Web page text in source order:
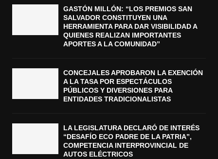
GASTÓN MILLÓN: “LOS PREMIOS SAN
SALVADOR CONSTITUYEN UNA
HERRAMIENTA PARA DAR VISIBILIDAD A
QUIENES REALIZAN IMPORTANTES
APORTES A LA COMUNIDAD”
CONCEJALES APROBARON LA EXENCIÓN
A LA TASA POR ESPECTÁCULOS
PÚBLICOS Y DIVERSIONES PARA
ENTIDADES TRADICIONALISTAS
LA LEGISLATURA DECLARÓ DE INTERÉS
“DESAFÍO ECO PADRE DE LA PATRIA”,
COMPETENCIA INTERPROVINCIAL DE
AUTOS ELÉCTRICOS